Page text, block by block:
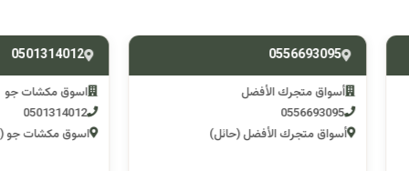
متجرك الأفضل
متجرك الأفضل (حائل)
اسوق مكشات جو
اسوق مكشات جو (الرصف)